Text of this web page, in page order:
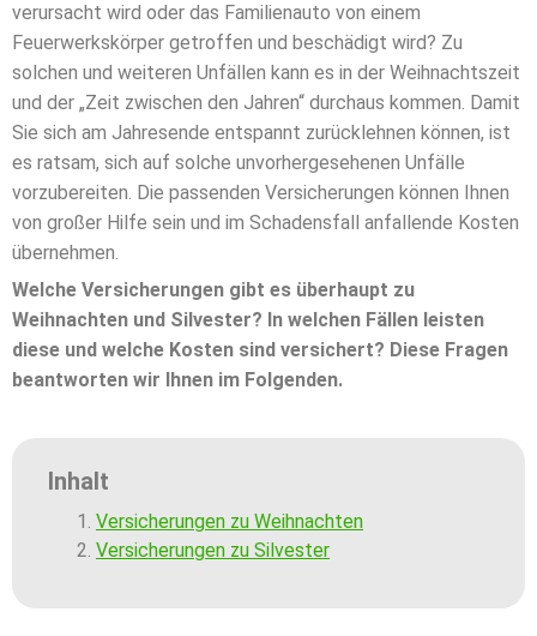
verursacht wird oder das Familienauto von einem
Feuerwerkskörper getroffen und beschädigt wird? Zu
solchen und weiteren Unfällen kann es in der Weihnachtszeit
und der „Zeit zwischen den Jahren“ durchaus kommen. Damit
Sie sich am Jahresende entspannt zurücklehnen können, ist
es ratsam, sich auf solche unvorhergesehenen Unfälle
vorzubereiten. Die passenden Versicherungen können Ihnen
von großer Hilfe sein und im Schadensfall anfallende Kosten
übernehmen.
Welche Versicherungen gibt es überhaupt zu
Weihnachten und Silvester? In welchen Fällen leisten
diese und welche Kosten sind versichert? Diese Fragen
beantworten wir Ihnen im Folgenden.
Inhalt
Versicherungen zu Weihnachten
Versicherungen zu Silvester